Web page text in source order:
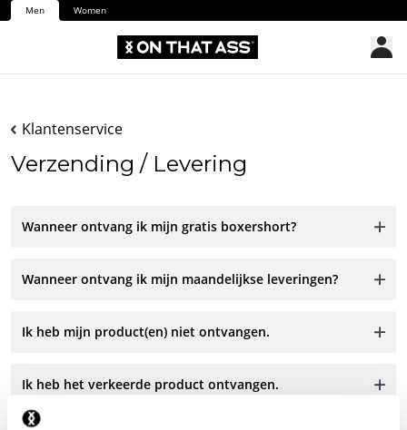
Men Women
Klantenservice
Verzending / Levering
Wanneer ontvang ik mijn gratis boxershort?
Wanneer ontvang ik mijn maandelijkse leveringen?
Ik heb mijn product(en) niet ontvangen.
Ik heb het verkeerde product ontvangen.